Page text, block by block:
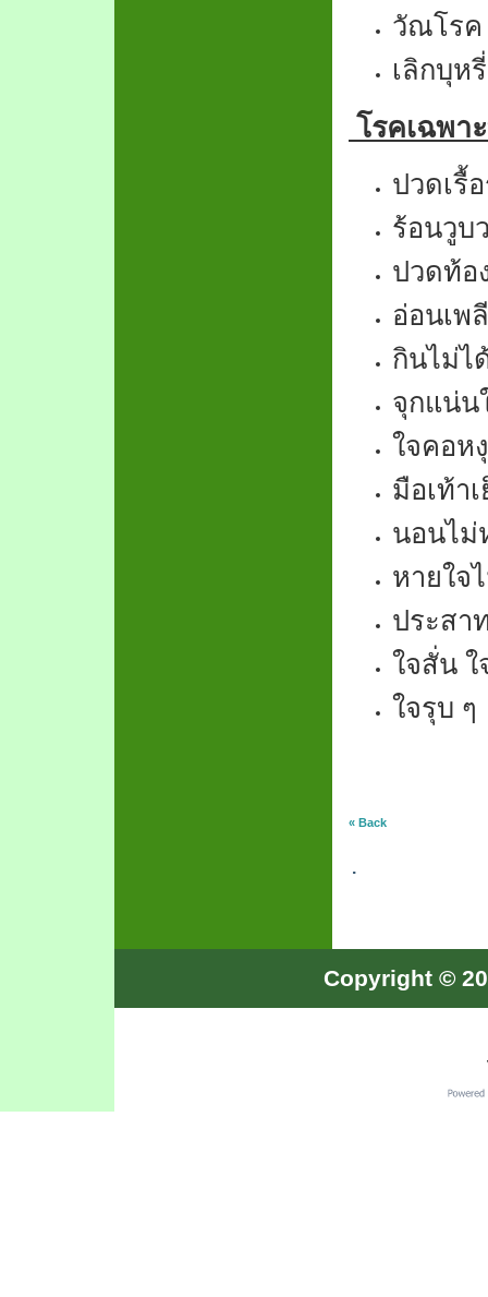
วัณโรค
เลิกบุหรี่
โรคเฉพา
ปวดเรื้
ร้อนวูบ
ปวดท้อ
อ่อนเพ
กินไม่ไ
จุกแน่น
ใจคอห
มือเท้า
นอนไม่
หายใจ
ประสา
ใจสั่น ใ
ใจรุบ ๆ
« Back
.
Copyright ©